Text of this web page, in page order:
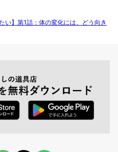
い】第1話：体の変化には、どう向き